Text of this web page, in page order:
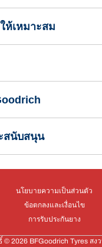
ห้เหมาะสม
สนับสนุน
นโยบายความเป็นส่วนตัว
ข้อตกลงและเงื่อนไข
การรับประกันยาง
© 2026 BFGoodrich Tyres สง